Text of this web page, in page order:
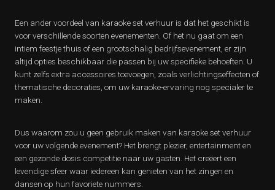
Een ander voordeel van karaoke set verhuur is dat het geschikt is
voor verschillende soorten evenementen. Of het nu gaat om een
intiem feestje thuis of een grootschalig bedrijfsevenement, er zijn
altijd opties beschikbaar die passen bij uw specifieke behoeften. U
kunt zelfs extra accessoires toevoegen, zoals verlichtingseffecten of
thematische decoraties, om uw karaoke-ervaring nog specialer te
maken.
Dus waarom zou u geen gebruik maken van karaoke set verhuur
voor uw volgende evenement? Het brengt plezier, entertainment en
een gezonde dosis competitie naar uw gasten. Het creëert een
levendige sfeer waar iedereen kan genieten van het zingen en
dansen op hun favoriete nummers.